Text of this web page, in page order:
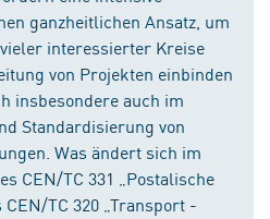
ganzheitlichen Ansatz, um
interessierter Kreise
von Projekten einbinden
insbesondere auch im
Standardisierung von
Was ändert sich im
CEN/TC 331 „Postalische
TC 320 „Transport -